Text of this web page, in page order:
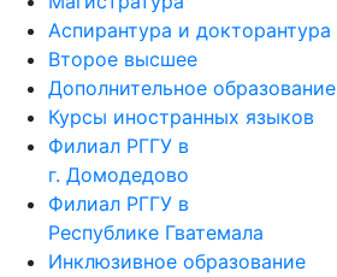
Аспирантура и докторантура
Второе высшее
Дополнительное образование
Курсы иностранных языков
Филиал РГГУ в
г. Домодедово
Филиал РГГУ в
Республике Гватемала
Инклюзивное образование